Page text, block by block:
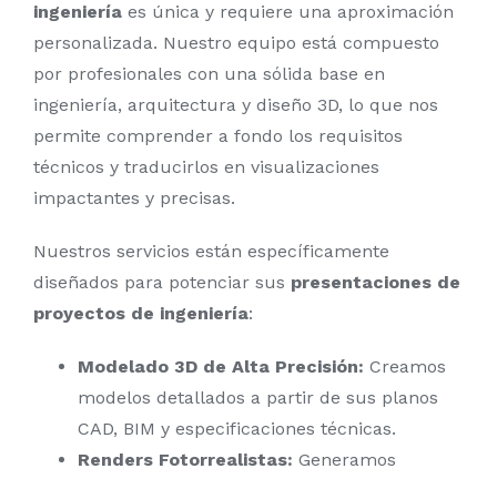
ingeniería es única y requiere una aproximación
personalizada. Nuestro equipo está compuesto
por profesionales con una sólida base en
ingeniería, arquitectura y diseño 3D, lo que nos
permite comprender a fondo los requisitos
técnicos y traducirlos en visualizaciones
impactantes y precisas.
Nuestros servicios están específicamente
diseñados para potenciar sus presentaciones de
proyectos de ingeniería:
Modelado 3D de Alta Precisión: Creamos
modelos detallados a partir de sus planos
CAD, BIM y especificaciones técnicas.
Renders Fotorrealistas: Generamos